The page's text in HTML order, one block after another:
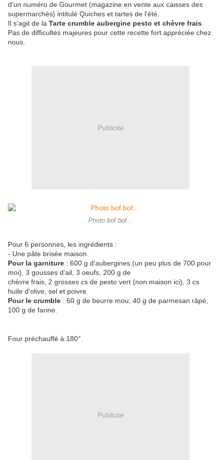
d'un numéro de Gourmet (magazine en vente aux caisses des
supermarchés) intitulé Quiches et tartes de l'été.
Il s'agit de la Tarte crumble aubergine pesto et chèvre frais
Pas de difficultés majeures pour cette recette fort appréciée chez
nous.
Publicité
Photo bof bof...
Pour 6 personnes, les ingrédients :
- Une pâte brisée maison.
Pour la garniture : 600 g d'aubergines (un peu plus de 700 pour
moi), 3 gousses d'ail, 3 oeufs, 200 g de
chèvre frais, 2 grosses cs de pesto vert (non maison ici), 3 cs
huile d'olive, sel et poivre.
Pour le crumble : 60 g de beurre mou, 40 g de parmesan râpé,
100 g de farine.
Four préchauffé à 180°.
Publicité